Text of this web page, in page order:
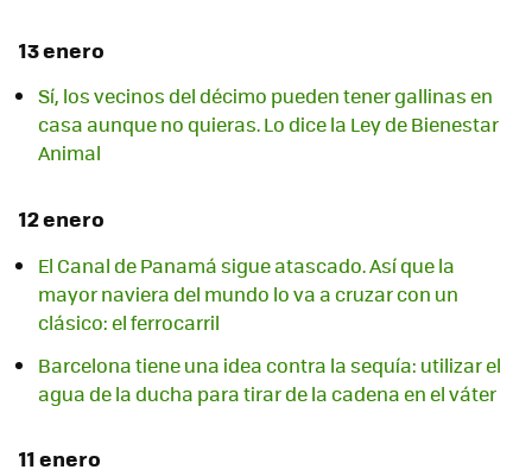
13 enero
Sí, los vecinos del décimo pueden tener gallinas en
casa aunque no quieras. Lo dice la Ley de Bienestar
Animal
12 enero
El Canal de Panamá sigue atascado. Así que la
mayor naviera del mundo lo va a cruzar con un
clásico: el ferrocarril
Barcelona tiene una idea contra la sequía: utilizar el
agua de la ducha para tirar de la cadena en el váter
11 enero